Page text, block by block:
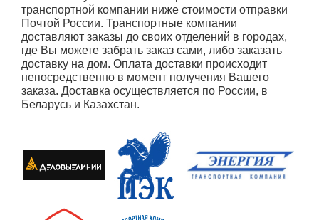
транспортной компании ниже стоимости отправки
Почтой России. Транспортные компании
доставляют заказы до своих отделений в городах,
где Вы можете забрать заказ сами, либо заказать
доставку на дом. Оплата доставки происходит
непосредственно в момент получения Вашего
заказа. Доставка осуществляется по России, в
Беларусь и Казахстан.